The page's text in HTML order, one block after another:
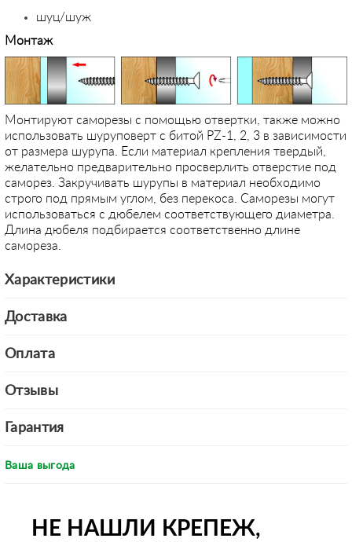
шуц/шуж
Монтаж
Монтируют саморезы с помощью отвертки, также можно
использовать шуруповерт с битой PZ-1, 2, 3 в зависимости
от размера шурупа. Если материал крепления твердый,
желательно предварительно просверлить отверстие под
саморез. Закручивать шурупы в материал необходимо
строго под прямым углом, без перекоса. Саморезы могут
использоваться с дюбелем соответствующего диаметра.
Длина дюбеля подбирается соответственно длине
самореза.
Характеристики
Доставка
Оплата
Отзывы
Гарантия
Ваша выгода
НЕ НАШЛИ КРЕПЕЖ,